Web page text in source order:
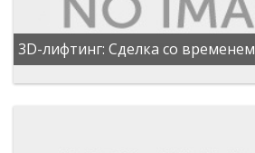
3D-лифтинг: Сделка со временем